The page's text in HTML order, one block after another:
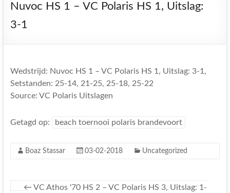
Nuvoc HS 1 – VC Polaris HS 1, Uitslag:
3-1
Wedstrijd: Nuvoc HS 1 – VC Polaris HS 1, Uitslag: 3-1,
Setstanden: 25-14, 21-25, 25-18, 25-22
Source: VC Polaris Uitslagen
Getagd op: beach toernooi polaris brandevoort
Boaz Stassar 03-02-2018 Uncategorized
← VC Athos '70 HS 2 – VC Polaris HS 3, Uitslag: 1-